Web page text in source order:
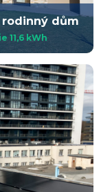
dům
11,6 kWh